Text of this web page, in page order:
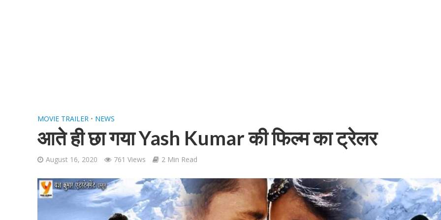
वर्ल्डवाइड रिकॉर्ड्स भोजपुरी का नया धमाकेदार गाना जल्द, दुबई की खूबसूरत लोकेशन्स पर हो रही है शूटिंग
MOVIE TRAILER • NEWS
आते ही छा गया Yash Kumar की फिल्म का ट्रेलर
August 16, 2020 761 Views 2 Min Read